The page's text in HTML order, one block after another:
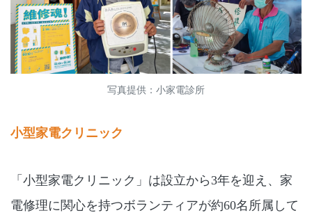
写真提供：小家電診所
小型家電クリニック
「小型家電クリニック」は設立から3年を迎え、家
電修理に関心を持つボランティアが約60名所属して